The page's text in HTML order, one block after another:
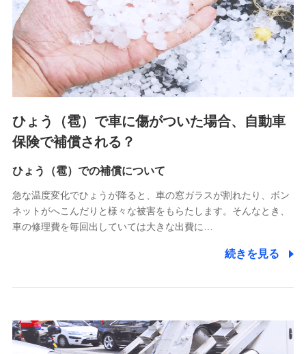
るために利用させていただくことがあります。）
上記に係る連絡・手続き・管理等付帯業務を行うため
3.セミナー募集サイトから取得した個人情報
各種セミナーの案内、開催のため
上記に係る連絡・手続き・管理等付帯業務を行うため
4.家族・友達紹介にて取得した個人情報
被紹介者への連絡、及び当社と取引のあるもしくは委託を受
けている保険会社・提携会社の保険その他に関する情報を提
供し、金融商品等の契約を勧奨するため
アンケートやキャンペーン等の実施のため
上記に係る連絡・手続き・管理等付帯業務を行うため
5.通話録音にて取得する情報
7.社員（従業者）の個人情報
人事･勤怠･健康・労務等の管理、給与支給、福利厚生・採用
ひょう（雹）で車に傷がついた場合、自動車
保険で補償される？
ひょう（雹）での補償について
急な温度変化でひょうが降ると、車の窓ガラスが割れたり、ボン
ネットがへこんだりと様々な被害をもらたします。そんなとき、
車の修理費を毎回出していては大きな出費に…
続きを見る